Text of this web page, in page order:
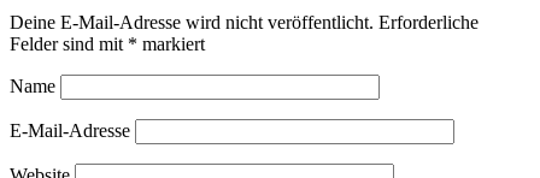
Deine E-Mail-Adresse wird nicht veröffentlicht. Erforderliche
Felder sind mit * markiert
Name
E-Mail-Adresse